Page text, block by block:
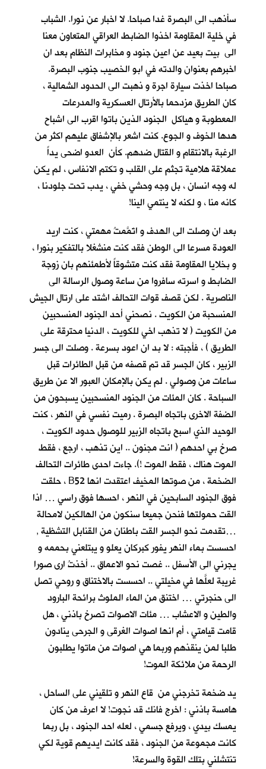
سأذهب الى البصرة غدا صباحا. لا اخبار عن نورا. الشباب
في خلية المقاومة اخذوا الضابط العراقي المتعاون معنا
الى بيت بعيد عن اعين جنود و مخابرات النظام بعد ان
اخبرهم بعنوان والدته في ابو الخصيب جنوب البصرة.
صباحا اخذت سيارة اجرة و ذهبت الى الحدود الشمالية ،
كان الطريق مزدحما بالأرتال العسكرية والمدرعات
المعطوبة و هياكل الجنود الذين باتوا اقرب الى اشباح
هدها الخوف و الجوع. كنت اشعر بالإشفاق عليهم اكثر من
الرغبة بالانتقام و القتال ضدهم. كأن العدو اضحى يداً
عملاقة هلامية تجثم على القلب و تكتم الانفاس ، لم يكن
له وجه انسان ، بل وجه وحشي خفي ، يدب تحت جلودنا ،
كانه منا ، و لكنه لا ينتمي الينا!
بعد ان وصلت الى الهدف و اتَمَّمتُ مهمتي ، كنت اريد
العودة مسرعا الى الوطن فقد كنت منشغلا بالتفكير بنورا ،
و بخلايا المقاومة فقد كنت متشوقاً لأطمئنهم بان زوجة
الضابط و اسرته سافروا من ساعة وصول الرسالة الى
الناصرية . لكن قصف قوات التحالف اشتد على ارتال الجيش
المنسحبة من الكويت . نصحني أحد الجنود المنسحبين
من الكويت ( لا تذهب اخي للكويت ، الدنيا محترقة على
الطريق ) ، فأجبته : لا بد ان اعود بسرعة . وصلت الى جسر
الزبير ، كان الجسر قد تم قصفه من قبل الطائرات قبل
ساعات من وصولي . لم يكن بالإمكان العبور الا عن طريق
السباحة . كان المئات من الجنود المنسحبين يسبحون من
الضفة الاخرى باتجاه البصرة . رميت نفسي في النهر ، كنت
الوحيد الذي اسبح باتجاه الزبير للوصول حدود الكويت ،
صرخ بي احدهم ( انت مجنون .. اين تذهب ، ارجع ، فقط
الموت هناك ، فقط الموت !). جاءت احدى طائرات التحالف
الضخمة ، من صوتها المخيف اعتقدت انها B52 ، حلقت
فوق الجنود السابحين في النهر ، احسها فوق راسي … اذا
القت حمولتها فنحن جميعا سنكون من الهالكين لامحالة
…تقدمت نحو الجسر القت باطنان من القنابل التشظية ,
احسست بماء النهر يفور كبركان يعلو و يبتلعني بحممه و
يجرني الى الأسفل .. غصت نحو الاعماق .. أخذتُ ارى صورا
غريبة لعلَّها في مخيلتي .. احسست بالاختناق و روحي تصل
الى حنجرتي … اختنق من الماء الملوث برائحة البارود
والطين و الاعشاب … مئات الاصوات تصرخ باذني ، هل
قامت قيامتي ، أم انها اصوات الغرقى و الجرحى ينادون
طلبا لمن ينقذهم وربما هي اصوات من ماتوا يطلبون
الرحمة من ملائكة الموت!
يد ضخمة تخرجني من قاع النهر و تلقيني على الساحل ،
هامسة باذني : اخرج فانك قد نجوت! لا اعرف من كان
يمسك بيدي ، ويرفع جسمي ، لعله احد الجنود ، بل ربما
كانت مجموعة من الجنود ، فقد كانت ايديهم قوية لكي
تنتشلني بتلك القوة والسرعة!